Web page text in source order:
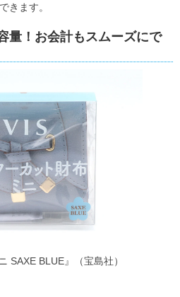
きます。
量！お会計もスムーズにで
SAXE BLUE』（宝島社）